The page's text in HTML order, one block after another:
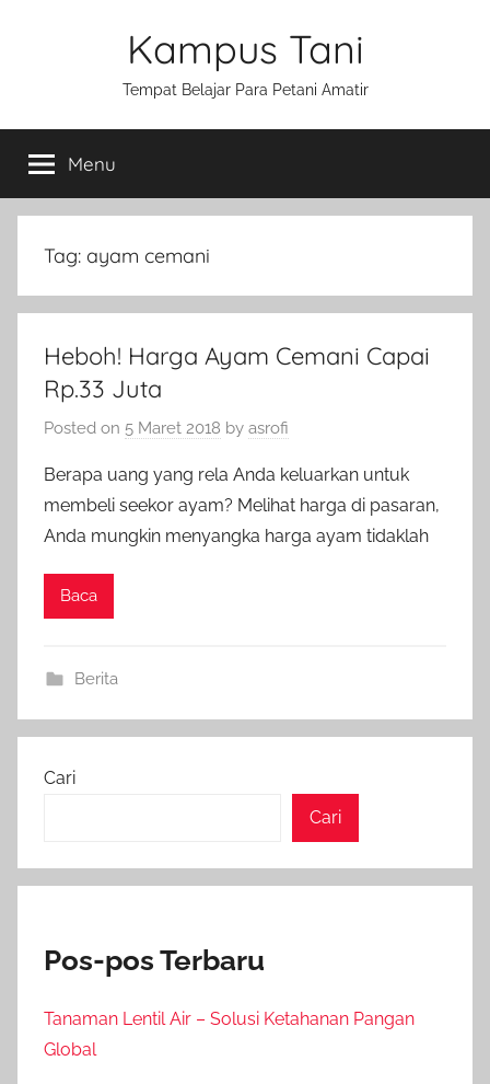
Kampus Tani
Tempat Belajar Para Petani Amatir
Menu
Tag: ayam cemani
Heboh! Harga Ayam Cemani Capai
Rp.33 Juta
Posted on 5 Maret 2018 by asrofi
Berapa uang yang rela Anda keluarkan untuk
membeli seekor ayam? Melihat harga di pasaran,
Anda mungkin menyangka harga ayam tidaklah
Baca
Berita
Cari
Cari
Pos-pos Terbaru
Tanaman Lentil Air – Solusi Ketahanan Pangan
Global